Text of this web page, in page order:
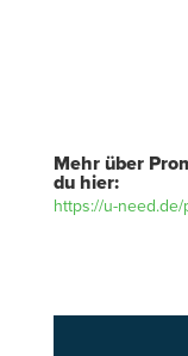
Mehr über
du hier:
https://u-